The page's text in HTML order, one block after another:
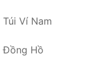
Túi Ví Nam
Đồng Hồ